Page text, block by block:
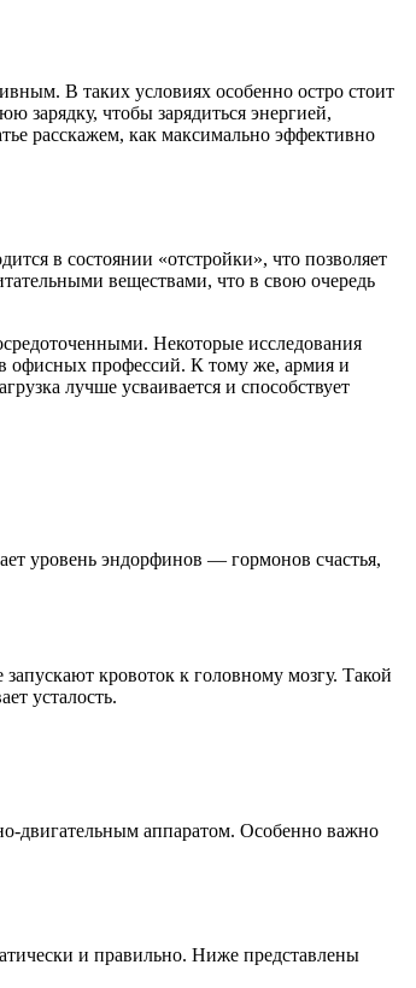
В таких условиях особенно остро стоит
зарядку, чтобы зарядиться энергией,
расскажем, как максимально эффективно
в состоянии «отстройки», что позволяет
веществами, что в свою очередь
Некоторые исследования
офисных профессий. К тому же, армия и
лучше усваивается и способствует
уровень эндорфинов — гормонов счастья,
кровоток к головному мозгу. Такой
усталость.
двигательным аппаратом. Особенно важно
и правильно. Ниже представлены